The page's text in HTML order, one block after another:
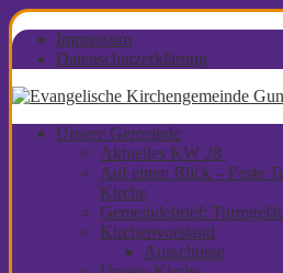
Impressum
Datenschutzerklärung
Unsere Gemeinde
Aktuelles KW 28
Auf einen Blick – Feste
Kirche
Gemeindebrief:
Kirchenvorstand
Ausschüsse